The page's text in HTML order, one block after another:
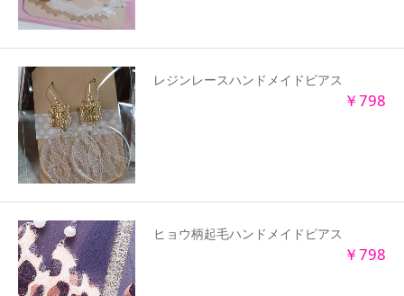
レジンレースハンドメイドピアス
￥798
ヒョウ柄起毛ハンドメイドピアス
￥798